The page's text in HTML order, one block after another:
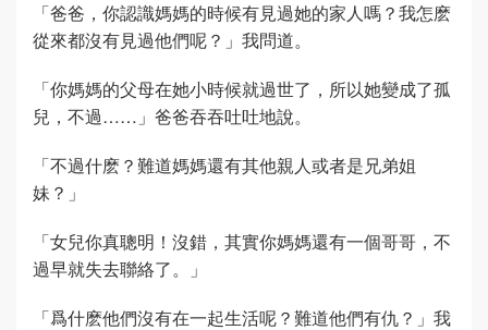
「爸爸，你認識媽媽的時候有見過她的家人嗎？我怎麽
從來都沒有見過他們呢？」我問道。
「你媽媽的父母在她小時候就過世了，所以她變成了孤
兒，不過……」爸爸吞吞吐吐地說。
「不過什麽？難道媽媽還有其他親人或者是兄弟姐
妹？」
「女兒你真聰明！沒錯，其實你媽媽還有一個哥哥，不
過早就失去聯絡了。」
「爲什麽他們沒有在一起生活呢？難道他們有仇？」我